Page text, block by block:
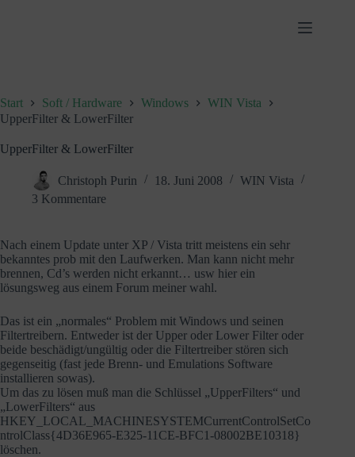
Start Soft / Hardware Windows
WIN Vista
UpperFilter & LowerFilter
UpperFilter & LowerFilter
Christoph Purin 18. Juni 2008
WIN Vista
3 Kommentare
Nach einem Update unter XP / Vista tritt meistens ein sehr
bekanntes prob mit den Laufwerken. Man kann nicht mehr
brennen, Cd’s werden nicht erkannt… usw hier ein
lösungsweg aus einem Forum meiner wahl.
Das ist ein „normales“ Problem mit Windows und seinen
Filtertreibern. Entweder ist der Upper oder Lower Filter oder
beide beschädigt/ungültig oder die Filtertreiber stören sich
gegenseitig (fast jede Brenn- und Emulations Software
installieren sowas).
Um das zu lösen muß man die Schlüssel „UpperFilters“ und
„LowerFilters“ aus
HKEY_LOCAL_MACHINESYSTEMCurrentControlSetCo
ntrolClass{4D36E965-E325-11CE-BFC1-08002BE10318}
löschen.